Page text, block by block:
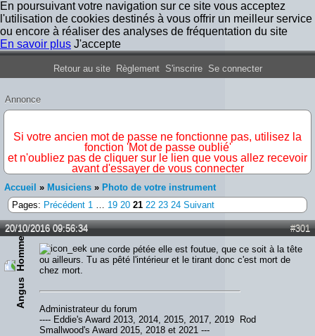
En poursuivant votre navigation sur ce site vous acceptez
l'utilisation de cookies destinés à vous offrir un meilleur service
ou encore à réaliser des analyses de fréquentation du site
En savoir plus J'accepte
Forum Iron Maiden France
Retour au site Règlement S'inscrire Se connecter
Annonce
Si votre ancien mot de passe ne fonctionne pas, utilisez la
fonction 'Mot de passe oublié'
et n'oubliez pas de cliquer sur le lien que vous allez recevoir
avant d'essayer de vous connecter
Accueil » Musiciens » Photo de votre instrument
Pages: Précédent 1 … 19 20 21 22 23 24 Suivant
#301
20/10/2016 09:56:34
Angus
une corde pétée elle est foutue, que ce soit à la tête
ou ailleurs. Tu as pêté l'intérieur et le tirant donc c'est mort de
chez mort.
Administrateur du forum
---- Eddie's Award 2013, 2014, 2015, 2017, 2019 Rod
Smallwood's Award 2015, 2018 et 2021 ---